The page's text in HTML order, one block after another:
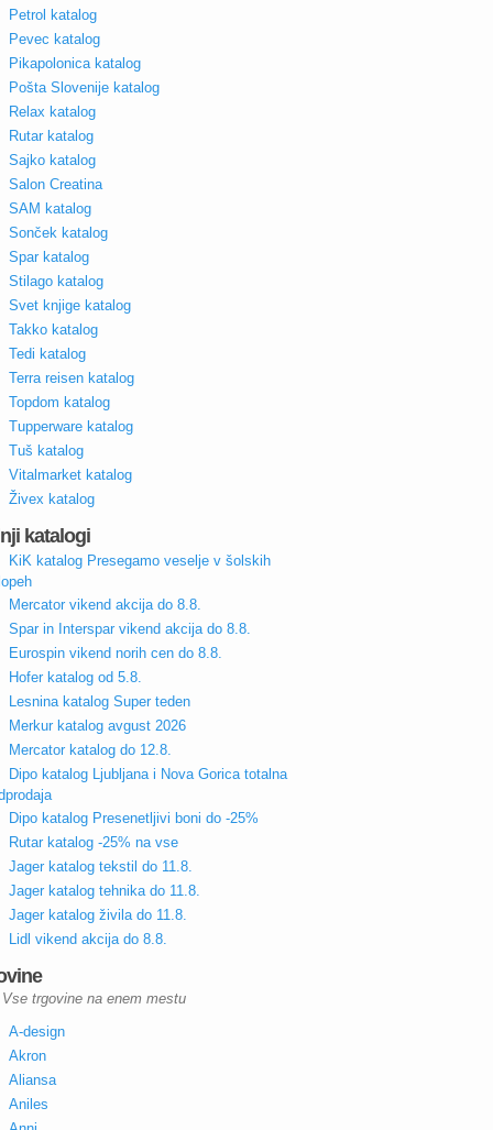
Petrol katalog
Pevec katalog
Pikapolonica katalog
Pošta Slovenije katalog
Relax katalog
Rutar katalog
Sajko katalog
Salon Creatina
SAM katalog
Sonček katalog
Spar katalog
Stilago katalog
Svet knjige katalog
Takko katalog
Tedi katalog
Terra reisen katalog
Topdom katalog
Tupperware katalog
Tuš katalog
Vitalmarket katalog
Živex katalog
katalogi
KiK katalog Presegamo veselje v šolskih
Mercator vikend akcija do 8.8.
Spar in Interspar vikend akcija do 8.8.
Eurospin vikend norih cen do 8.8.
Hofer katalog od 5.8.
Lesnina katalog Super teden
Merkur katalog avgust 2026
Mercator katalog do 12.8.
Dipo katalog Ljubljana i Nova Gorica totalna
Dipo katalog Presenetljivi boni do -25%
Rutar katalog -25% na vse
Jager katalog tekstil do 11.8.
Jager katalog tehnika do 11.8.
Jager katalog živila do 11.8.
Lidl vikend akcija do 8.8.
Vse trgovine na enem mestu
A-design
Akron
Aliansa
Aniles